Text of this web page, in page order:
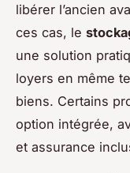
libérer l’ancien
ces cas, le
une solution
loyers en même
biens. Certains
option intégrée,
et assurance